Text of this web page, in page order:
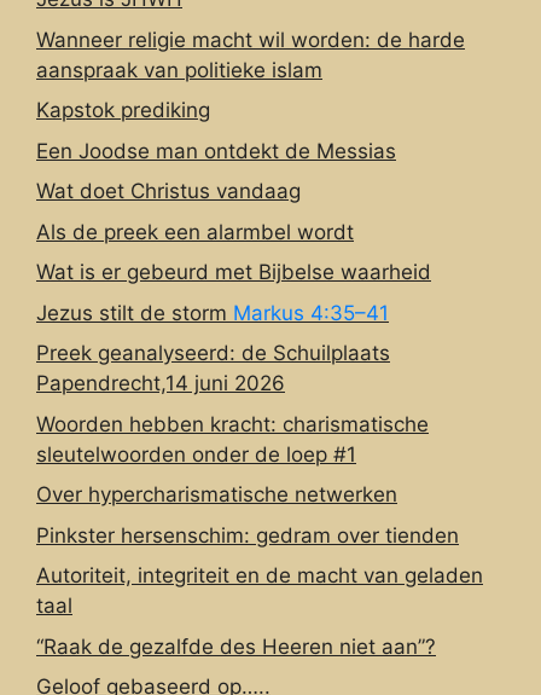
Wanneer religie macht wil worden: de harde
aanspraak van politieke islam
Kapstok prediking
Een Joodse man ontdekt de Messias
Wat doet Christus vandaag
Als de preek een alarmbel wordt
Wat is er gebeurd met Bijbelse waarheid
Jezus stilt de storm Markus 4:35–41
Preek geanalyseerd: de Schuilplaats
Papendrecht,14 juni 2026
Woorden hebben kracht: charismatische
sleutelwoorden onder de loep #1
Over hypercharismatische netwerken
Pinkster hersenschim: gedram over tienden
Autoriteit, integriteit en de macht van geladen
taal
“Raak de gezalfde des Heeren niet aan”?
Geloof gebaseerd op…..